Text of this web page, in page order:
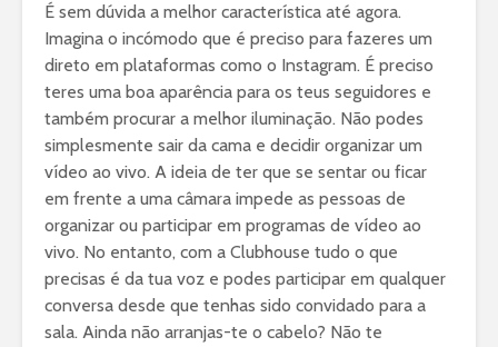
É sem dúvida a melhor característica até agora.
Imagina o incómodo que é preciso para fazeres um
direto em plataformas como o Instagram. É preciso
teres uma boa aparência para os teus seguidores e
também procurar a melhor iluminação. Não podes
simplesmente sair da cama e decidir organizar um
vídeo ao vivo. A ideia de ter que se sentar ou ficar
em frente a uma câmara impede as pessoas de
organizar ou participar em programas de vídeo ao
vivo. No entanto, com a Clubhouse tudo o que
precisas é da tua voz e podes participar em qualquer
conversa desde que tenhas sido convidado para a
sala. Ainda não arranjas-te o cabelo? Não te